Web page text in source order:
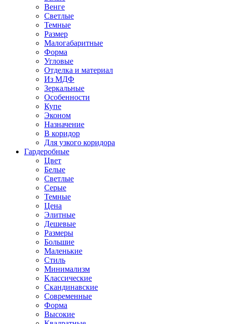
Венге
Светлые
Темные
Размер
Малогабаритные
Форма
Угловые
Отделка и материал
Из МДФ
Зеркальные
Особенности
Купе
Эконом
Назначение
В коридор
Для узкого коридора
Гардеробные
Цвет
Белые
Светлые
Серые
Темные
Цена
Элитные
Дешевые
Размеры
Большие
Маленькие
Стиль
Минимализм
Классические
Скандинавские
Современные
Форма
Высокие